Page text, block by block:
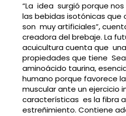
“La idea surgió porque
las bebidas isotónicas que
son muy artificiales”,
creadora del brebaje. La
acuicultura cuenta que
propiedades que tiene
aminoácido taurina,
humano porque favorece
muscular ante un ejercicio
características es la fibra
estreñimiento. Contiene